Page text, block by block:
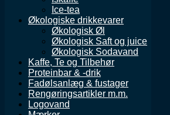
Ice-tea
Økologiske drikkevarer
Økologisk Øl
Økologisk Saft og juice
Økologisk Sodavand
Kaffe, Te og Tilbehør
Proteinbar & -drik
Fadølsanlæg & fustager
Rengøringsartikler m.m.
Logovand